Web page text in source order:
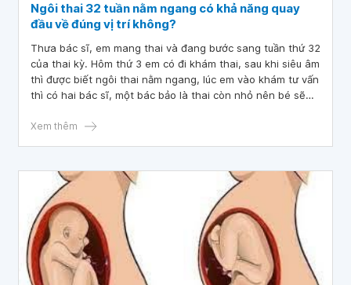
Ngôi thai 32 tuần nằm ngang có khả năng quay
đầu về đúng vị trí không?
Thưa bác sĩ, em mang thai và đang bước sang tuần thứ 32
của thai kỳ. Hôm thứ 3 em có đi khám thai, sau khi siêu âm
thì được biết ngôi thai nằm ngang, lúc em vào khám tư vấn
thì có hai bác sĩ, một bác bảo là thai còn nhỏ nên bé sẽ
nguy hiểm.
Xem thêm